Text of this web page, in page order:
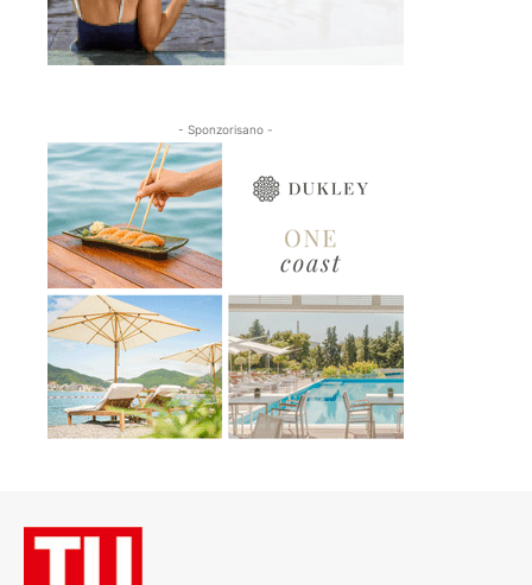
- Sponzorisano -